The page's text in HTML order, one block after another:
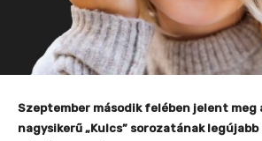
Szeptember második felében jelent meg
nagysikerű „Kulcs” sorozatának legújabb